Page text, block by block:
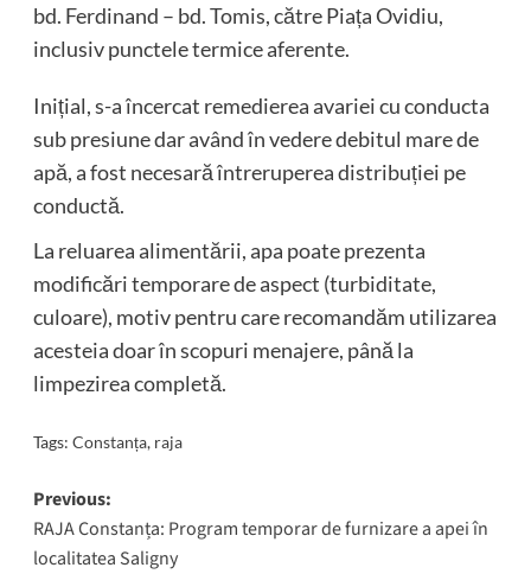
bd. Ferdinand – bd. Tomis, către Piața Ovidiu,
inclusiv punctele termice aferente.
Inițial, s-a încercat remedierea avariei cu conducta
sub presiune dar având în vedere debitul mare de
apă, a fost necesară întreruperea distribuției pe
conductă.
La reluarea alimentării, apa poate prezenta
modificări temporare de aspect (turbiditate,
culoare), motiv pentru care recomandăm utilizarea
acesteia doar în scopuri menajere, până la
limpezirea completă.
Tags: Constanța, raja
Post
navigation
Previous:
RAJA Constanța: Program temporar de furnizare a apei în
localitatea Saligny